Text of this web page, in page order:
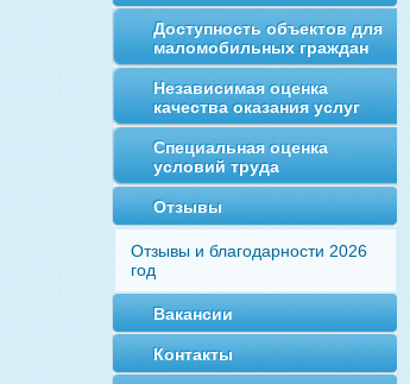
Доступность объектов для
маломобильных граждан
Независимая оценка
качества оказания услуг
Специальная оценка
условий труда
Отзывы
Отзывы и благодарности 2026
год
Вакансии
Контакты